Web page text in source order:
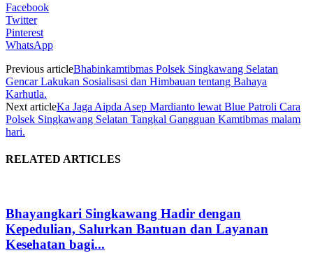
Facebook
Twitter
Pinterest
WhatsApp
Previous articleBhabinkamtibmas Polsek Singkawang Selatan
Gencar Lakukan Sosialisasi dan Himbauan tentang Bahaya
Karhutla.
Next articleKa Jaga Aipda Asep Mardianto lewat Blue Patroli Cara
Polsek Singkawang Selatan Tangkal Gangguan Kamtibmas malam
hari.
RELATED ARTICLES
Bhayangkari Singkawang Hadir dengan
Kepedulian, Salurkan Bantuan dan Layanan
Kesehatan bagi...